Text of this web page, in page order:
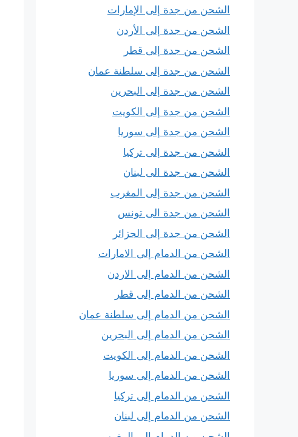
الشحن من جدة إلى الإمارات
الشحن من جدة إلى الأردن
الشحن من جدة إلى قطر
الشحن من جدة إلى سلطنة عمان
الشحن من جدة إلى البحرين
الشحن من جدة إلى الكويت
الشحن من جدة إلى سوريا
الشحن من جدة إلى تركيا
الشحن من جدة الى لبنان
الشحن من جدة إلى المغرب
الشحن من جدة الى تونس
الشحن من جدة إلى الجزائر
الشحن من الدمام إلى الامارات
الشحن من الدمام إلى الاردن
الشحن من الدمام إلى قطر
الشحن من الدمام إلى سلطنة عمان
الشحن من الدمام إلى البحرين
الشحن من الدمام إلى الكويت
الشحن من الدمام إلى سوريا
الشحن من الدمام إلى تركيا
الشحن من الدمام إلى لبنان